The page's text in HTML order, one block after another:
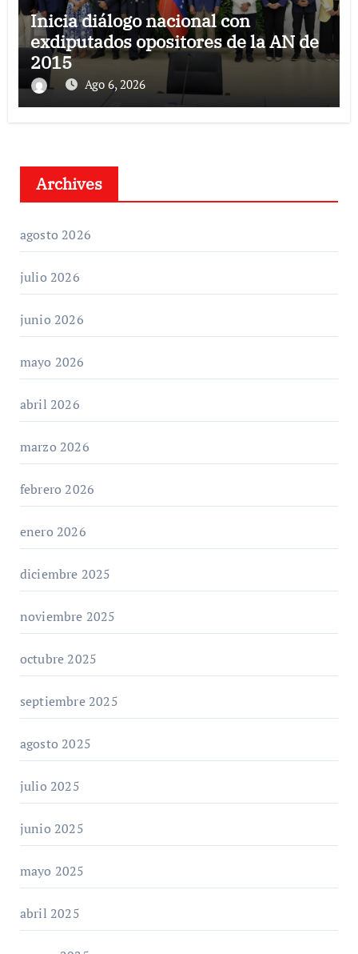
Inicia diálogo nacional con
exdiputados opositores de la AN de
2015
Ago 6, 2026
Archives
agosto 2026
julio 2026
junio 2026
mayo 2026
abril 2026
marzo 2026
febrero 2026
enero 2026
diciembre 2025
noviembre 2025
octubre 2025
septiembre 2025
agosto 2025
julio 2025
junio 2025
mayo 2025
abril 2025